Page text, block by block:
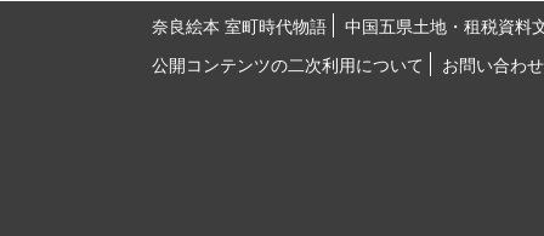
奈良絵本 室町時代物語
中国五県土地・租税資料
公開コンテンツの二次利用について
お問い合わせ